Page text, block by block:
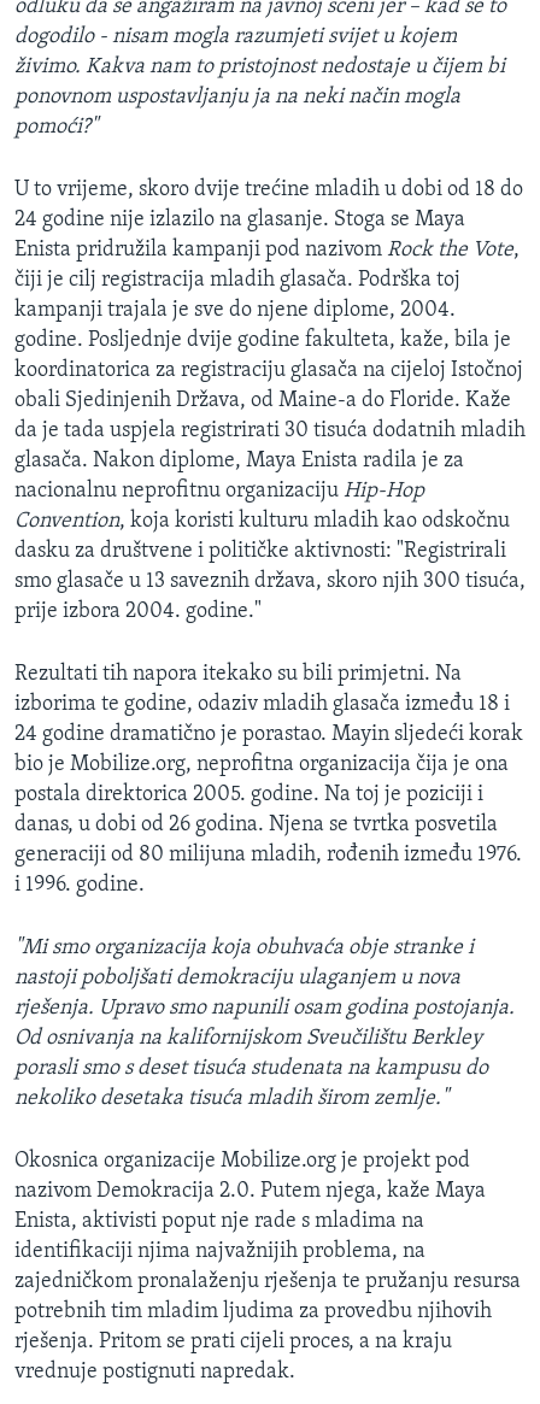
odluku da se angažiram na javnoj sceni jer – kad se to
dogodilo - nisam mogla razumjeti svijet u kojem
živimo. Kakva nam to pristojnost nedostaje u čijem bi
ponovnom uspostavljanju ja na neki način mogla
pomoći?"
U to vrijeme, skoro dvije trećine mladih u dobi od 18 do
24 godine nije izlazilo na glasanje. Stoga se Maya
Enista pridružila kampanji pod nazivom Rock the Vote,
čiji je cilj registracija mladih glasača. Podrška toj
kampanji trajala je sve do njene diplome, 2004.
godine. Posljednje dvije godine fakulteta, kaže, bila je
koordinatorica za registraciju glasača na cijeloj Istočnoj
obali Sjedinjenih Država, od Maine-a do Floride. Kaže
da je tada uspjela registrirati 30 tisuća dodatnih mladih
glasača. Nakon diplome, Maya Enista radila je za
nacionalnu neprofitnu organizaciju Hip-Hop
Convention, koja koristi kulturu mladih kao odskočnu
dasku za društvene i političke aktivnosti: "Registrirali
smo glasače u 13 saveznih država, skoro njih 300 tisuća,
prije izbora 2004. godine."
Rezultati tih napora itekako su bili primjetni. Na
izborima te godine, odaziv mladih glasača između 18 i
24 godine dramatično je porastao. Mayin sljedeći korak
bio je Mobilize.org, neprofitna organizacija čija je ona
postala direktorica 2005. godine. Na toj je poziciji i
danas, u dobi od 26 godina. Njena se tvrtka posvetila
generaciji od 80 milijuna mladih, rođenih između 1976.
i 1996. godine.
"Mi smo organizacija koja obuhvaća obje stranke i
nastoji poboljšati demokraciju ulaganjem u nova
rješenja. Upravo smo napunili osam godina postojanja.
Od osnivanja na kalifornijskom Sveučilištu Berkley
porasli smo s deset tisuća studenata na kampusu do
nekoliko desetaka tisuća mladih širom zemlje."
Okosnica organizacije Mobilize.org je projekt pod
nazivom Demokracija 2.0. Putem njega, kaže Maya
Enista, aktivisti poput nje rade s mladima na
identifikaciji njima najvažnijih problema, na
zajedničkom pronalaženju rješenja te pružanju resursa
potrebnih tim mladim ljudima za provedbu njihovih
rješenja. Pritom se prati cijeli proces, a na kraju
vrednuje postignuti napredak.